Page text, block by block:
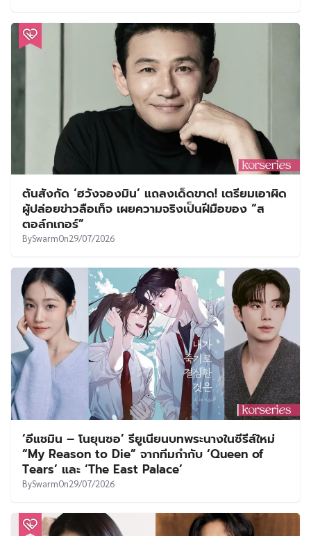
ต้นสังกัด ‘ฮวังจองมิน’ แถลงเด็ดขาด! เตรียมเอาผิด
ผู้ปล่อยข่าวลือเท็จ เผยความจริงเป็นฝีมือของ “ส
ตอล์กเกอร์”
BySwarmOn29/07/2026
‘อีแชมิน – โนยุนซอ’ รียูเนียนบทพระนางในซีรีส์ใหม่
“My Reason to Die” จากทีมกำกับ ‘Queen of
Tears’ และ ‘The East Palace’
BySwarmOn29/07/2026